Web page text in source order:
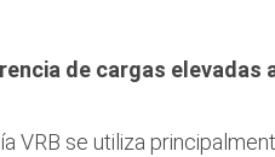
de cargas elevadas
VRB se utiliza